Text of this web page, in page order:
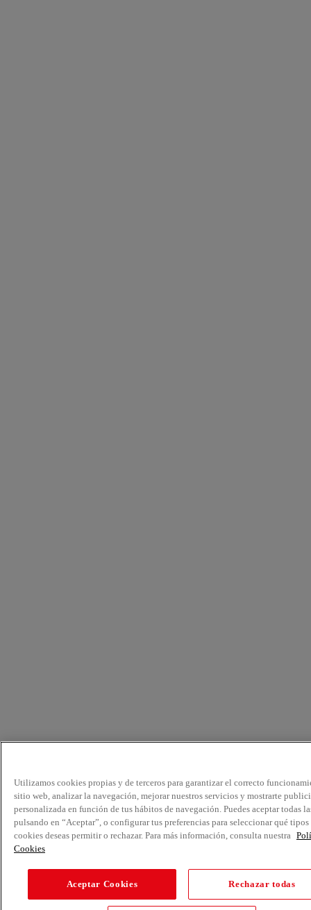
Utilizamos cookies propias y de terceros para garantizar el correcto
sitio web, analizar la navegación, mejorar nuestros servicios y mostrarte
personalizada en función de tus hábitos de navegación. Puedes aceptar todas
pulsando en “Aceptar”, o configurar tus preferencias para seleccionar qué tipos
cookies deseas permitir o rechazar. Para más información, consulta nuestra
Cookies
Aceptar Cookies Rechazar todas